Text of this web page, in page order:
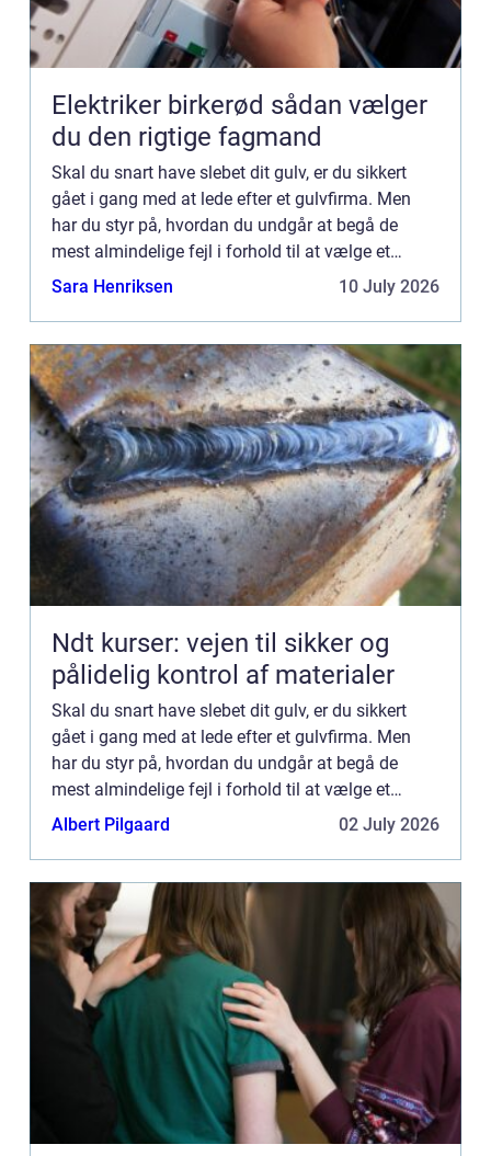
Elektriker birkerød sådan vælger
du den rigtige fagmand
Skal du snart have slebet dit gulv, er du sikkert
gået i gang med at lede efter et gulvfirma. Men
har du styr på, hvordan du undgår at begå de
mest almindelige fejl i forhold til at vælge et
gulvfirma og få slebet ...
Sara Henriksen 10 July 2026
Ndt kurser: vejen til sikker og
pålidelig kontrol af materialer
Skal du snart have slebet dit gulv, er du sikkert
gået i gang med at lede efter et gulvfirma. Men
har du styr på, hvordan du undgår at begå de
mest almindelige fejl i forhold til at vælge et
gulvfirma og få slebet ...
Albert Pilgaard 02 July 2026